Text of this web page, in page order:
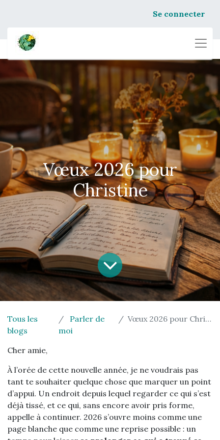
Se connecter
Vœux 2026 pour
Christine
Tous les
blogs
Parler de
moi
Vœux 2026 pour Christine
Cher amie,
À l’orée de cette nouvelle année, je ne voudrais pas
tant te souhaiter quelque chose que marquer un point
d’appui. Un endroit depuis lequel regarder ce qui s’est
déjà tissé, et ce qui, sans encore avoir pris forme,
appelle à continuer. 2026 s’ouvre moins comme une
page blanche que comme une reprise possible : un